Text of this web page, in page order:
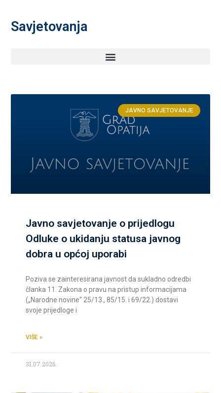
Savjetovanja
JAVNO SAVJETOVANJE
Javno savjetovanje o prijedlogu
Odluke o ukidanju statusa javnog
dobra u općoj uporabi
Poziva se zainteresirana javnost da sukladno odredbi
članka 11. Zakona o pravu na pristup informacijama
(„Narodne novine“ 25/13., 85/15. i 69/22.) dostavi
svoje prijedloge i
VIŠE »
31.07.2026.